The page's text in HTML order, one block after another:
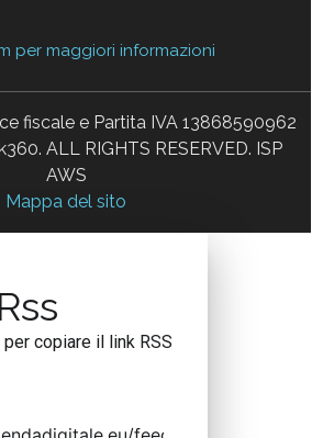
per maggiori informazioni
fiscale e Partita IVA 13868590962
ALL RIGHTS RESERVED. ISP
AWS
Mappa del sito
copiare il link RSS